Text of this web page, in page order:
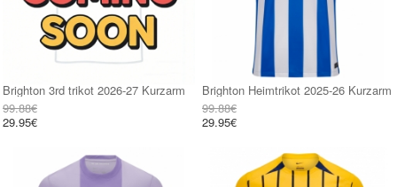
Brighton 3rd trikot 2026-27 Kurzarm
99.88€
29.95€
Brighton Heimtrikot 2025-26 Kurzarm
99.88€
29.95€